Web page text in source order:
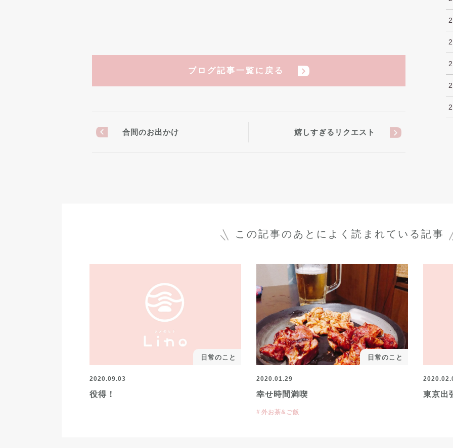
ブログ記事一覧に戻る
合間のお出かけ 嬉しすぎるリクエスト
この記事のあとに よく読まれている記事
日常のこと
2020.09.03
役得！
日常のこと
2020.01.29
幸せ時間満喫
外お茶&ご飯
東京出